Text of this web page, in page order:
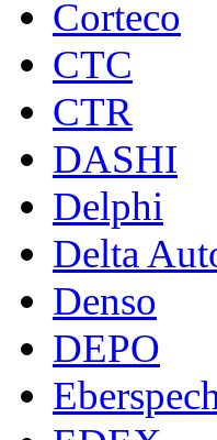
Corteco
CTC
CTR
DASHI
Delphi
Delta
Denso
DEPO